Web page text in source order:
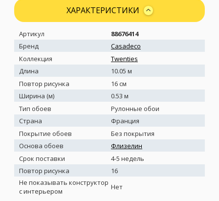
ХАРАКТЕРИСТИКИ
Артикул
88676414
Бренд
Casadeco
Коллекция
Twenties
Длина
10.05 м
Повтор рисунка
16 см
Ширина (м)
0.53 м
Тип обоев
Рулонные обои
Страна
Франция
Покрытие обоев
Без покрытия
Основа обоев
Флизелин
Срок поставки
4-5 недель
Повтор рисунка
16
Не показывать конструктор
с интерьером
Нет